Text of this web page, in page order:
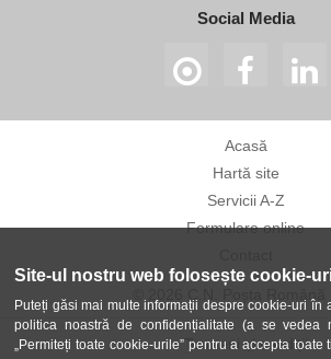
Site-ul nostru web folosește cookie-
Puteți găsi mai multe informații despre cookie-uri în
politica noastră de confidențialitate (a se vedea
„Permiteți toate cookie-urile” pentru a accepta
Social Media
Acasă
Hartă site
Servicii A-Z
Formulare online
Termeni și condiții